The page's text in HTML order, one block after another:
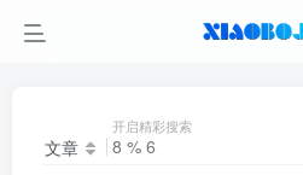
文章
开启精彩搜索